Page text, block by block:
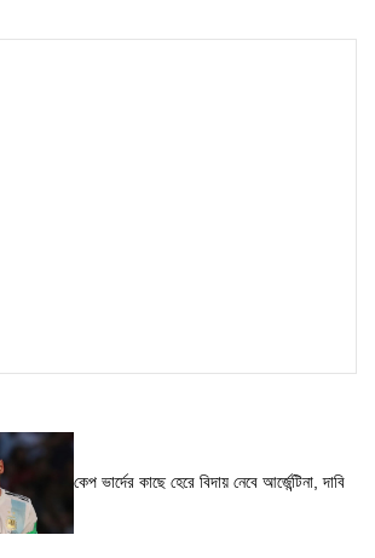
কেপ ভার্দের কাছে হেরে বিদায় নেবে আর্জেন্টিনা, দাবি